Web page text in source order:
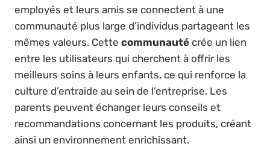
employés et leurs amis se connectent à une
communauté plus large d’individus partageant les
mêmes valeurs. Cette communauté crée un lien
entre les utilisateurs qui cherchent à offrir les
meilleurs soins à leurs enfants, ce qui renforce la
culture d’entraide au sein de l’entreprise. Les
parents peuvent échanger leurs conseils et
recommandations concernant les produits, créant
ainsi un environnement enrichissant.